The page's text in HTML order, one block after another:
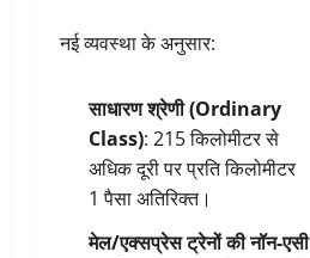
नई व्यवस्था के अनुसार:
साधारण श्रेणी (Ordinary
Class): 215 किलोमीटर से
अधिक दूरी पर प्रति किलोमीटर
1 पैसा अतिरिक्त।
मेल/एक्सप्रेस ट्रेनों की नॉन-एसी